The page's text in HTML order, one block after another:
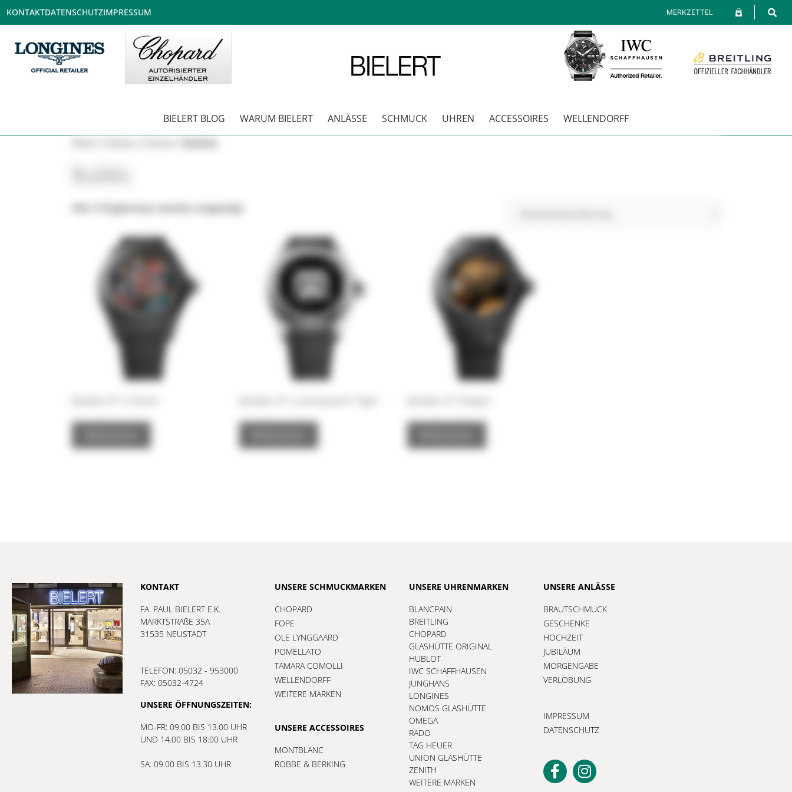
KONTAKTDATENSCHUTZIMPRESSUM MERKZETTEL
BIELERT BLOG WARUM BIELERT ANLÄSSE SCHMUCK UHREN ACCESSOIRES WELLENDORFF
KONTAKT
FA. PAUL BIELERT E.K.
MARKTSTRAßE 35A
31535 NEUSTADT
TELEFON: 05032 - 953000
FAX: 05032-4724
UNSERE ÖFFNUNGSZEITEN:
MO-FR: 09.00 BIS 13.00 UHR
UND 14.00 BIS 18:00 UHR
SA: 09.00 BIS 13.30 UHR
UNSERE SCHMUCKMARKEN
CHOPARD
FOPE
OLE LYNGGAARD
POMELLATO
TAMARA COMOLLI
WELLENDORFF
WEITERE MARKEN
UNSERE ACCESSOIRES
MONTBLANC
ROBBE & BERKING
UNSERE UHRENMARKEN
BLANCPAIN
BREITLING
CHOPARD
GLASHÜTTE ORIGINAL
HUBLOT
IWC SCHAFFHAUSEN
JUNGHANS
LONGINES
NOMOS GLASHÜTTE
OMEGA
RADO
TAG HEUER
UNION GLASHÜTTE
ZENITH
WEITERE MARKEN
UNSERE ANLÄSSE
BRAUTSCHMUCK
GESCHENKE
HOCHZEIT
JUBILÄUM
MORGENGABE
VERLOBUNG
IMPRESSUM
DATENSCHUTZ